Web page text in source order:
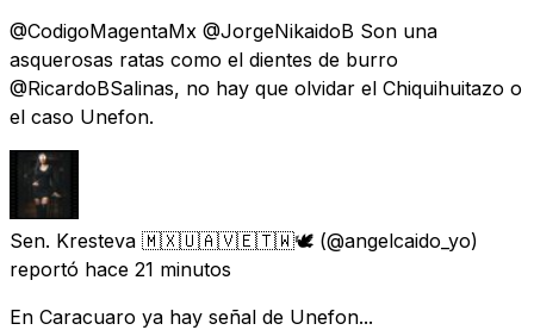
@CodigoMagentaMx @JorgeNikaidoB Son una
asquerosas ratas como el dientes de burro
@RicardoBSalinas, no hay que olvidar el Chiquihuitazo o
el caso Unefon.
Sen. Kresteva 🇲🇽🇺🇦🇻🇪🇹🇼🕊️ (@angelcaido_yo)
reportó hace 21 minutos
En Caracuaro ya hay señal de Unefon...